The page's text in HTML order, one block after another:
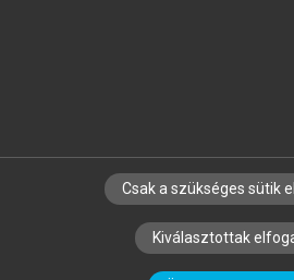
SZERZŐKNEK CÉGEKNEK
SZERKESZTÉSI ÉS
Csak a szükséges sütik
Kiválasztottak